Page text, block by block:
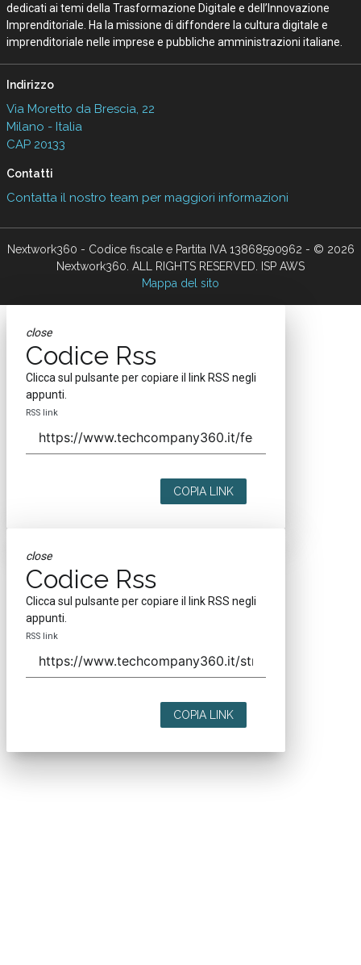
dedicati ai temi della Trasformazione Digitale e dell’Innovazione
Imprenditoriale. Ha la missione di diffondere la cultura digitale e
imprenditoriale nelle imprese e pubbliche amministrazioni italiane.
Indirizzo
Via Moretto da Brescia, 22
Milano - Italia
CAP 20133
Contatti
Contatta il nostro team per maggiori informazioni
Nextwork360 - Codice fiscale e Partita IVA 13868590962 - © 2026
Nextwork360. ALL RIGHTS RESERVED. ISP AWS
Mappa del sito
close
Codice Rss
Clicca sul pulsante per copiare il link RSS negli
appunti.
RSS link
COPIA LINK
close
Codice Rss
Clicca sul pulsante per copiare il link RSS negli
appunti.
RSS link
COPIA LINK